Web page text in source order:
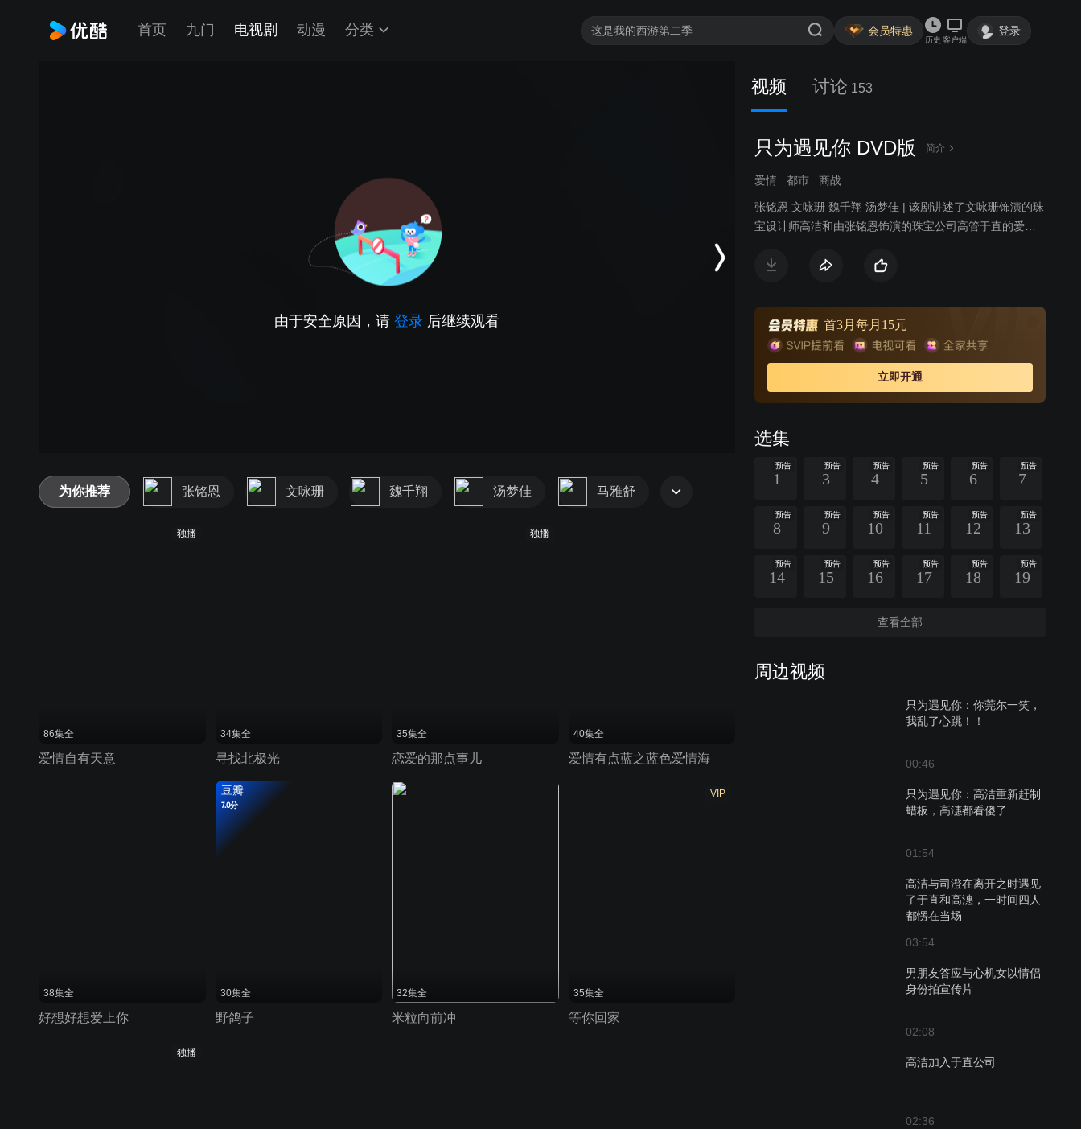
首页 九门 电视剧 动漫 分类 会员特惠
历史 客户端
登录
由于安全原因，请 登录 后继续观看
视频 讨论 153
只为遇见你 DVD版 简介
爱情 都市 商战
张铭恩 文咏珊 魏千翔 汤梦佳 | 该剧讲述了文咏珊饰演的珠
宝设计师高洁和由张铭恩饰演的珠宝公司高管于直的爱情
坚持信念，共同将传承传统国粹与时尚前沿创新相结合，
首3月每月15元
立即开通
选集
预告
1
预告
3
预告
4
预告
5
预告
6
预告
7
预告
8
预告
9
预告
10
预告
11
预告
12
预告
13
预告
14
预告
15
预告
16
预告
17
预告
18
预告
19
查看全部
周边视频
只为遇见你：你莞尔一笑，
我乱了心跳！！
00:46
只为遇见你：高洁重新赶制
蜡板，高潓都看傻了
01:54
高洁与司澄在离开之时遇见
了于直和高潓，一时间四人
都愣在当场
03:54
男朋友答应与心机女以情侣
身份拍宣传片
02:08
高洁加入于直公司
02:36
为你推荐 张铭恩 文咏珊 魏千翔 汤梦佳 马雅舒
独播
86集全
爱情自有天意
34集全
寻找北极光
独播
35集全
恋爱的那点事儿
40集全
爱情有点蓝之蓝色爱情海
38集全
好想好想爱上你
豆瓣
7.0分
30集全
野鸽子
32集全
米粒向前冲
VIP
35集全
等你回家
独播